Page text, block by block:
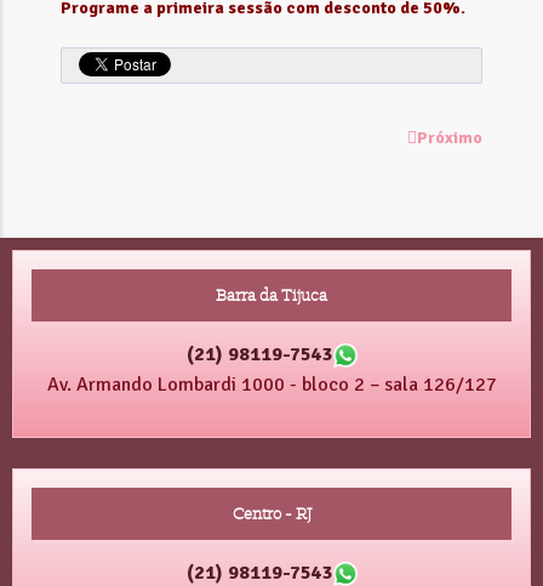
Programe a primeira sessão com desconto de 50%.
Próximo
Barra da Tijuca
(21) 98119-7543
Av. Armando Lombardi 1000 - bloco 2 – sala 126/127
Centro - RJ
(21) 98119-7543